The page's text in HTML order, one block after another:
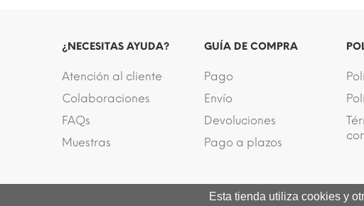
¿NECESITAS AYUDA?
Atención al cliente
Colaboraciones
FAQs
Muestras
GUÍA DE COMPRA
Pago
Envío
Devoluciones
Pago a plazos
Esta tienda utiliza cookies y